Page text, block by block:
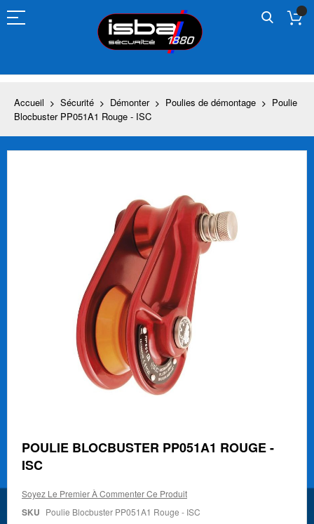
au
contenu
Accueil Sécurité Démonter Poulies de démontage
Poulie
Blocbuster PP051A1 Rouge - ISC
Skip
to
the
of
the
images
POULIE BLOCBUSTER PP051A1 ROUGE -
ISC
Soyez Le Premier À Commenter Ce Produit
SKU Poulie Blocbuster PP051A1 Rouge - ISC